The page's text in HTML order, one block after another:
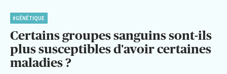
#GÉNÉTIQUE
Certains groupes sanguins sont-ils
plus susceptibles d'avoir certaines
maladies ?